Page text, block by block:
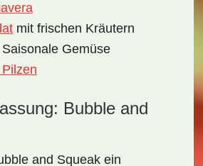
mit frischen Kräutern
Gemüse
Bubble and
and Squeakein